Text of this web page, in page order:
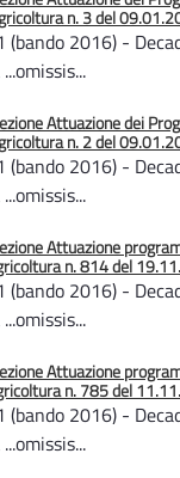
n. 3 del
2016) -
Attuazione dei
n. 2 del
2016) -
Attuazione
n. 814 del
2016) -
Attuazione
n. 785 del
2016) -